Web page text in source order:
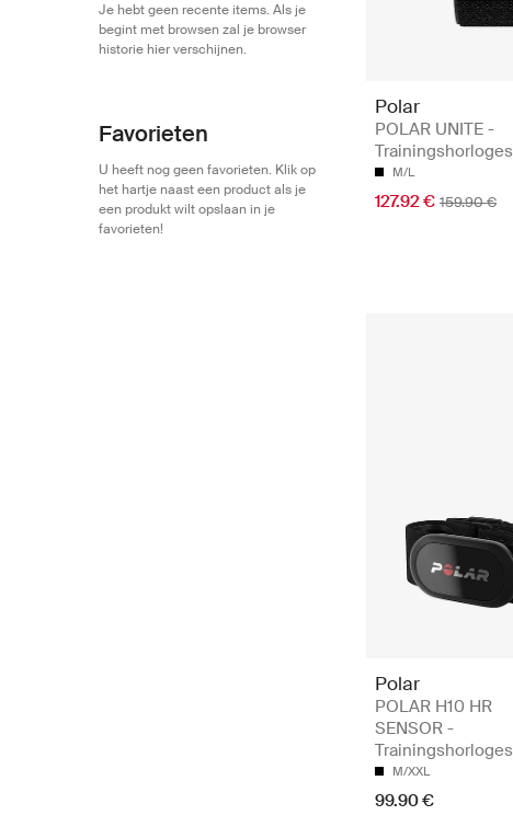
Je hebt geen recente items. Als je
begint met browsen zal je browser
historie hier verschijnen.
Favorieten
U heeft nog geen favorieten. Klik op
het hartje naast een product als je
een produkt wilt opslaan in je
favorieten!
Polar
POLAR UNITE -
Trainingshorloges
M/L
127.92 € 159.90 €
Polar
POLAR H10 HR
SENSOR -
Trainingshorloges
M/XXL
99.90 €